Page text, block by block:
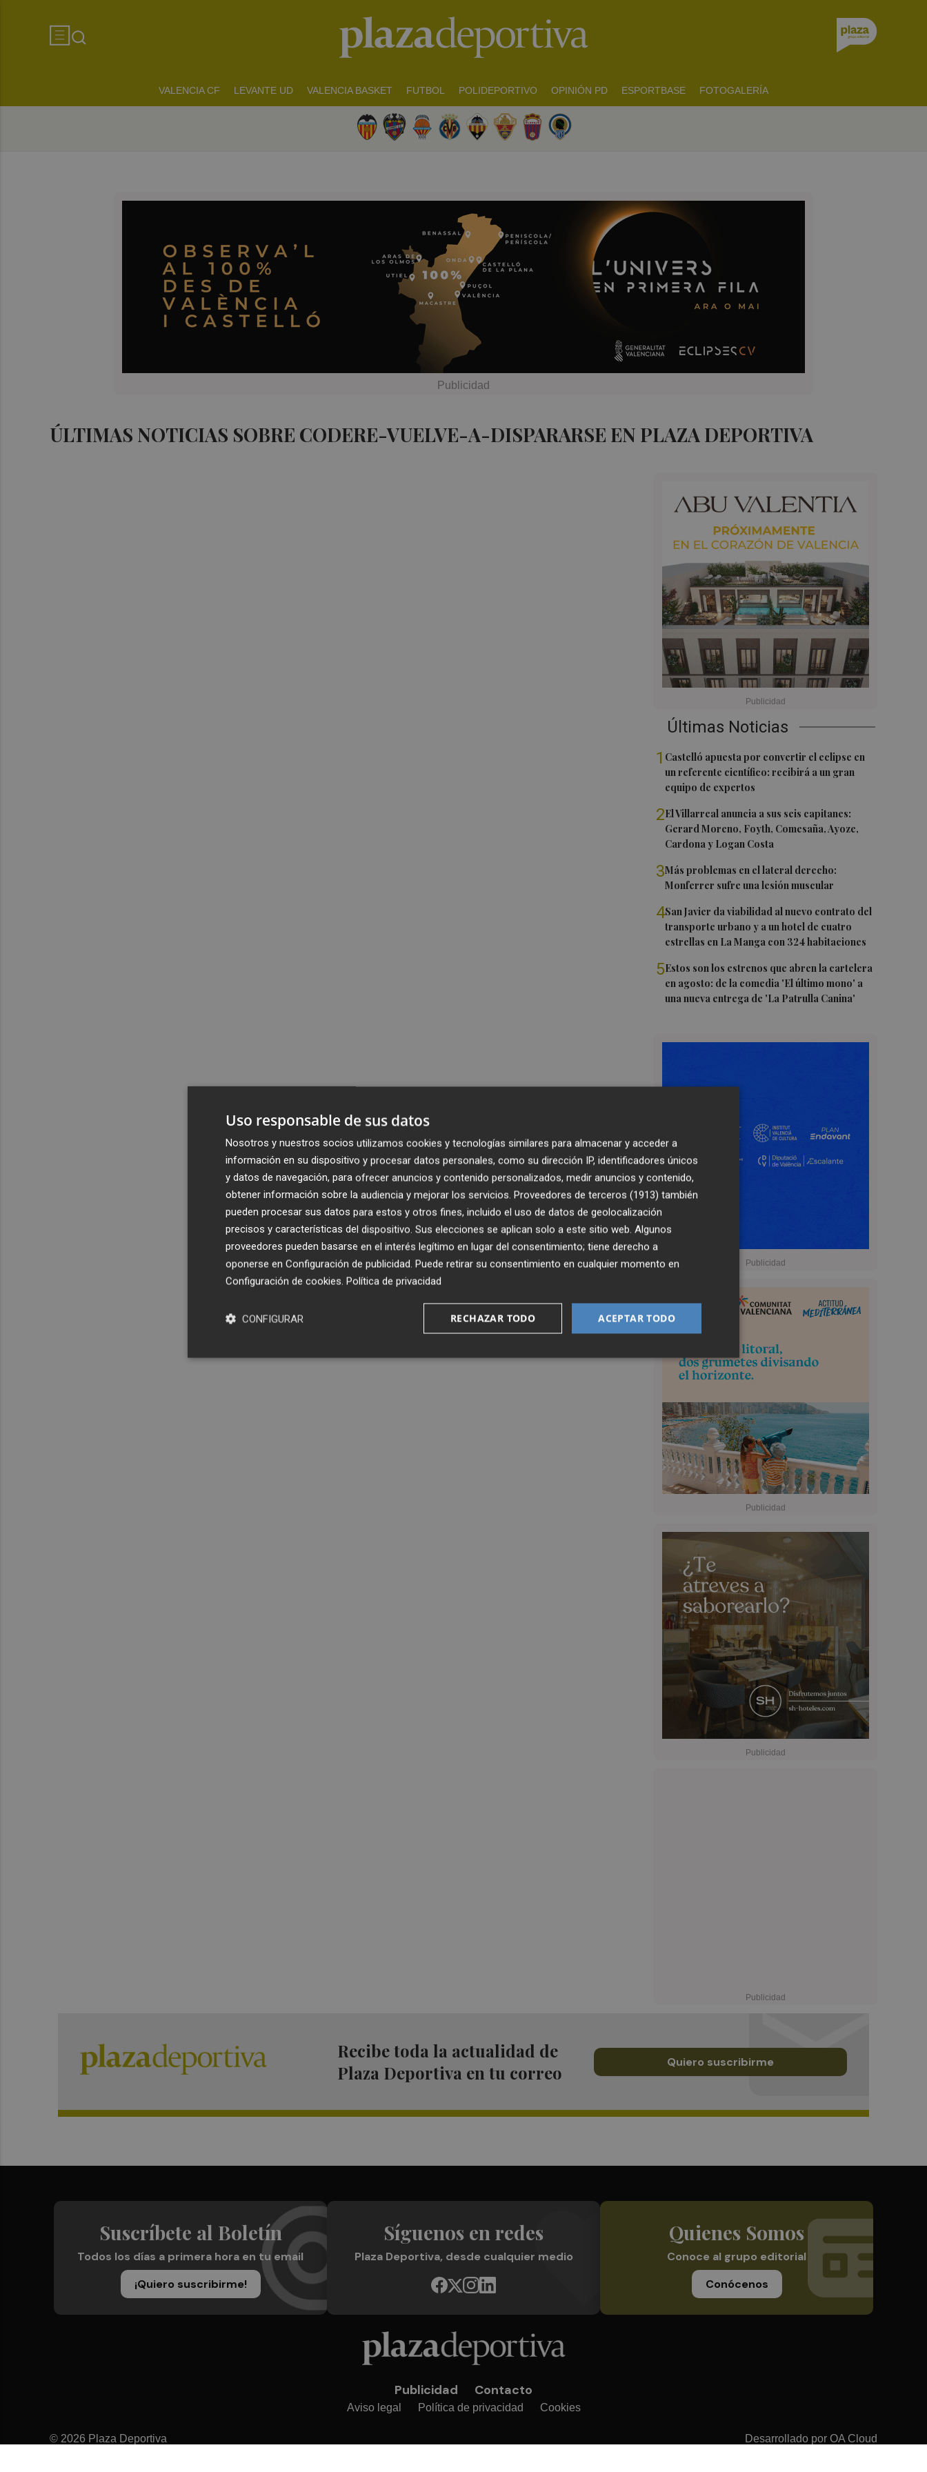
VALENCIA CF LEVANTE UD VALENCIA BASKET FUTBOL POLIDEPORTIVO OPINIÓN PD ESPORTBASE FOTOGALERÍA
ÚLTIMAS NOTICIAS SOBRE CODERE-VUELVE-A-DISPARARSE EN PLAZA DEPORTIVA
Últimas Noticias
1 Castelló apuesta por convertir el eclipse en
un referente científico: recibirá a un gran
equipo de expertos
2El Villarreal anuncia a sus seis capitanes:
Gerard Moreno, Foyth, Comesaña, Ayoze,
Cardona y Logan Costa
3Más problemas en el lateral derecho:
Monferrer sufre una lesión muscular
4San Javier da viabilidad al nuevo contrato del
transporte urbano y a un hotel de cuatro
estrellas en La Manga con 324 habitaciones
5Estos son los estrenos que abren la cartelera
en agosto: de la comedia 'El último mono' a
una nueva entrega de 'La Patrulla Canina'
Recibe toda la actualidad de
Plaza Deportiva en tu correo
Quiero suscribirme
Suscríbete al Boletín
Todos los días a primera hora en tu email
¡Quiero suscribirme!
Síguenos en redes
Plaza Deportiva, desde cualquier medio
Quienes Somos
Conoce al grupo editorial
Conócenos
Publicidad Contacto
Aviso legal Política de privacidad Cookies
© 2026 Plaza Deportiva Desarrollado por OA Cloud
Uso responsable de sus datos
Nosotros y nuestros socios utilizamos cookies y tecnologías similares para almacenar y acceder a
información en su dispositivo y procesar datos personales, como su dirección IP, identificadores únicos
y datos de navegación, para ofrecer anuncios y contenido personalizados, medir anuncios y contenido,
obtener información sobre la audiencia y mejorar los servicios. Proveedores de terceros (1913) también
pueden procesar sus datos para estos y otros fines, incluido el uso de datos de geolocalización
precisos y características del dispositivo. Sus elecciones se aplican solo a este sitio web. Algunos
proveedores pueden basarse en el interés legítimo en lugar del consentimiento; tiene derecho a
oponerse en Configuración de publicidad. Puede retirar su consentimiento en cualquier momento en
Configuración de cookies. Política de privacidad
ACEPTAR TODO
RECHAZAR TODO
CONFIGURAR